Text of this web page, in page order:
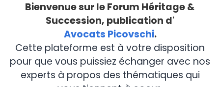
Bienvenue sur le Forum Héritage &
Succession, publication d'
Avocats Picovschi.
Cette plateforme est à votre disposition
pour que vous puissiez échanger avec nos
experts à propos des thématiques qui